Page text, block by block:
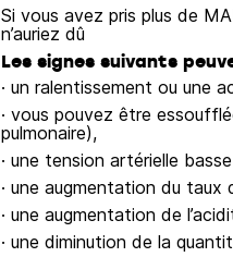
Si vous avez pris plus de
n’auriez dû
Les signes suivants
· un ralentissement ou une
· vous pouvez être
pulmonaire),
· une tension artérielle
· une augmentation du taux
· une augmentation de
· une diminution de la